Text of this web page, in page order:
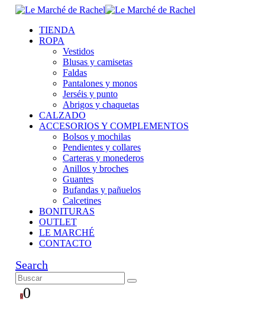
TIENDA
ROPA
Vestidos
Blusas y camisetas
Faldas
Pantalones y monos
Jerséis y punto
Abrigos y chaquetas
CALZADO
ACCESORIOS Y COMPLEMENTOS
Bolsos y mochilas
Pendientes y collares
Carteras y monederos
Anillos y broches
Guantes
Bufandas y pañuelos
Calcetines
BONITURAS
OUTLET
LE MARCHÉ
CONTACTO
Search
00